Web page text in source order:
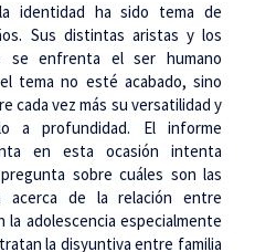
identidad ha sido tema de
Sus distintas aristas y los
se enfrenta el ser humano
tema no esté acabado, sino
cada vez más su versatilidad y
a profundidad. El informe
en esta ocasión intenta
sobre cuáles son las
acerca de la relación entre
adolescencia especialmente
la disyuntiva entre familia